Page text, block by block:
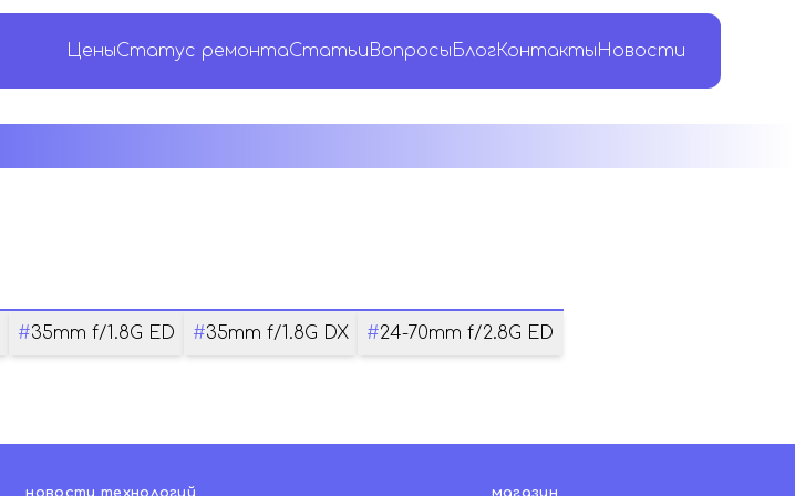
ЦеныСтатус ремонтаСтатьи Вопросы БлогКонтактыНовости
#35mm f/1.8G ED #35mm f/1.8G DX #24-70mm f/2.8G ED
новости технологий магазин